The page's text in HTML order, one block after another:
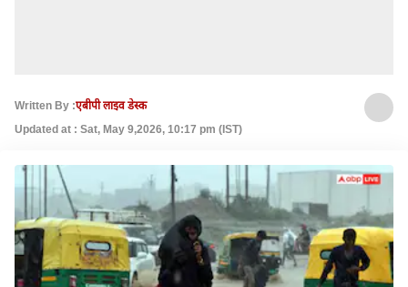
Written By :एबीपी लाइव डेस्क
Updated at : Sat, May 9,2026, 10:17 pm (IST)